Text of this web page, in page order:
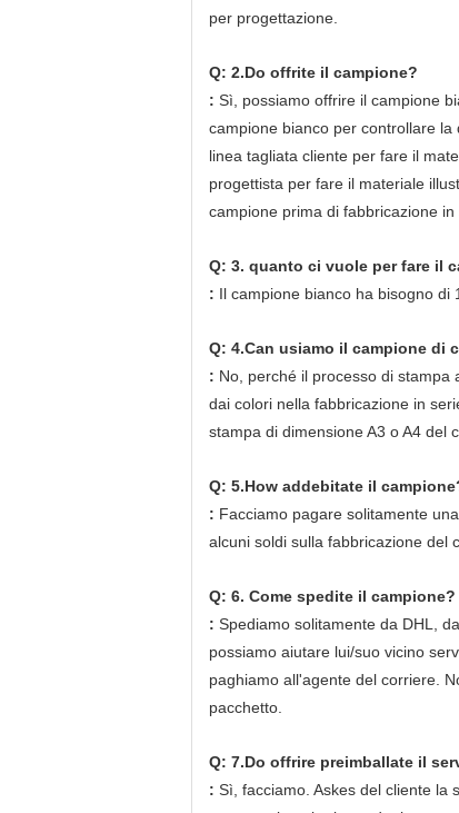
per progettazione.
Q: 2.Do offrite il campione?
: Sì, possiamo offrire il campione
campione bianco per controllare
linea tagliata cliente per fare il
progettista per fare il materiale
campione prima di fabbricazione in
Q: 3. quanto ci vuole per fare il
: Il campione bianco ha bisogno
Q: 4.Can usiamo il campione di
: No, perché il processo di
dai colori nella fabbricazione in
stampa di dimensione A3 o A4 del
Q: 5.How addebitate il
: Facciamo pagare solitamente
alcuni soldi sulla fabbricazione del
Q: 6. Come spedite il campione?
: Spediamo solitamente da DHL,
possiamo aiutare lui/suo vicino
paghiamo all'agente del corriere.
pacchetto.
Q: 7.Do offrire preimballate il
: Sì, facciamo. Askes del cliente la